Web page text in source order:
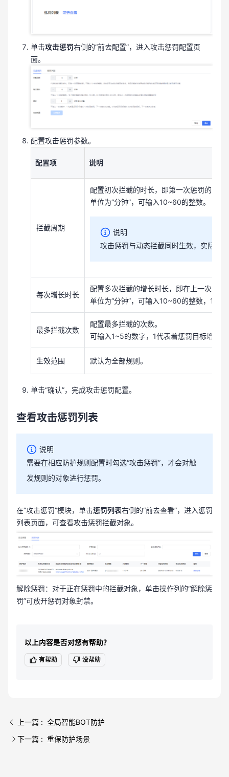
单击攻击惩罚右侧的“前去配置”，进入攻击惩罚配置页
面。
配置攻击惩罚参数。
配置项 说明
拦截周期
配置初次拦截的时长，即第一次惩罚的时长
单位为“分钟”，可输入10~60的整数。
说明
攻击惩罚与动态拦截同时生效，实际拦
每次增长时长
配置多次拦截的增长时长，即在上一次惩
单位为“分钟”，可输入10~60的整数，10
最多拦截次数
配置最多拦截的次数。
可输入1~5的数字，1代表着惩罚目标增长
生效范围 默认为全部规则。
单击“确认”，完成攻击惩罚配置。
查看攻击惩罚列表
说明
需要在相应防护规则配置时勾选“攻击惩罚”，才会对触
发规则的对象进行惩罚。
在“攻击惩罚”模块，单击惩罚列表右侧的“前去查看”，进入惩罚
列表页面，可查看攻击惩罚拦截对象。
解除惩罚：对于正在惩罚中的拦截对象，单击操作列的“解除惩
罚”可放开惩罚对象封禁。
以上内容是否对您有帮助？
有帮助 没帮助
上一篇 : 全局智能BOT防护
下一篇 : 重保防护场景